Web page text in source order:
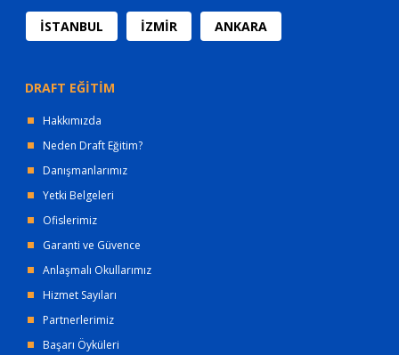
İSTANBUL İZMİR ANKARA
DRAFT EĞİTİM
Hakkımızda
Neden Draft Eğitim?
Danışmanlarımız
Yetki Belgeleri
Ofislerimiz
Garanti ve Güvence
Anlaşmalı Okullarımız
Hizmet Sayıları
Partnerlerimiz
Başarı Öyküleri